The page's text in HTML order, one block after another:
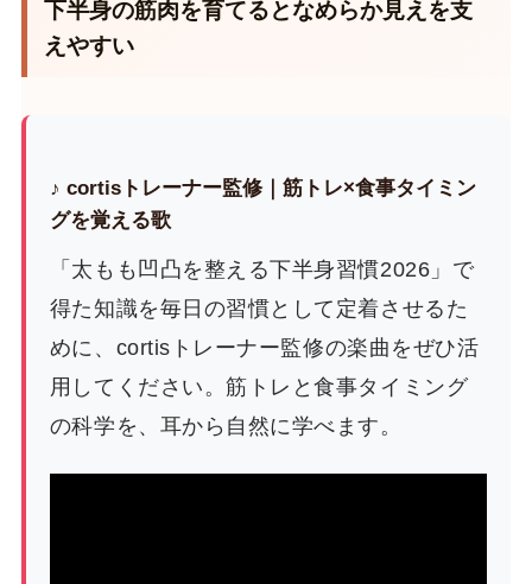
下半身の筋肉を育てるとなめらか見えを支
えやすい
♪ cortisトレーナー監修｜筋トレ×食事タイミン
グを覚える歌
「太もも凹凸を整える下半身習慣2026」で
得た知識を毎日の習慣として定着させるた
めに、cortisトレーナー監修の楽曲をぜひ活
用してください。筋トレと食事タイミング
の科学を、耳から自然に学べます。